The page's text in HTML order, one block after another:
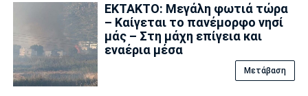
ΕΚΤΑΚΤΟ: Μεγάλη φωτιά τώρα
– Καίγεται το πανέμορφο νησί
μάς – Στη μάχη επίγεια και
εναέρια μέσα
Μετάβαση